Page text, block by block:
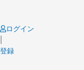
content
ログイン
登録